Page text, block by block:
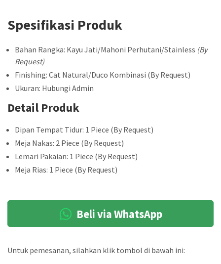
Spesifikasi Produk
Bahan Rangka: Kayu Jati/Mahoni Perhutani/Stainless (By
Request)
Finishing: Cat Natural/Duco Kombinasi (By Request)
Ukuran: Hubungi Admin
Detail Produk
Dipan Tempat Tidur: 1 Piece (By Request)
Meja Nakas: 2 Piece (By Request)
Lemari Pakaian: 1 Piece (By Request)
Meja Rias: 1 Piece (By Request)
Beli via WhatsApp
Untuk pemesanan, silahkan klik tombol di bawah ini: